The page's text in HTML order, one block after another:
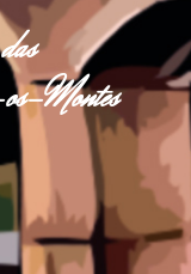
Montes